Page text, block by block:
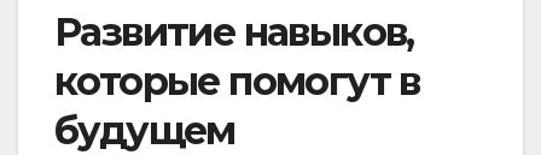
Развитие навыков,
которые помогут в
будущем